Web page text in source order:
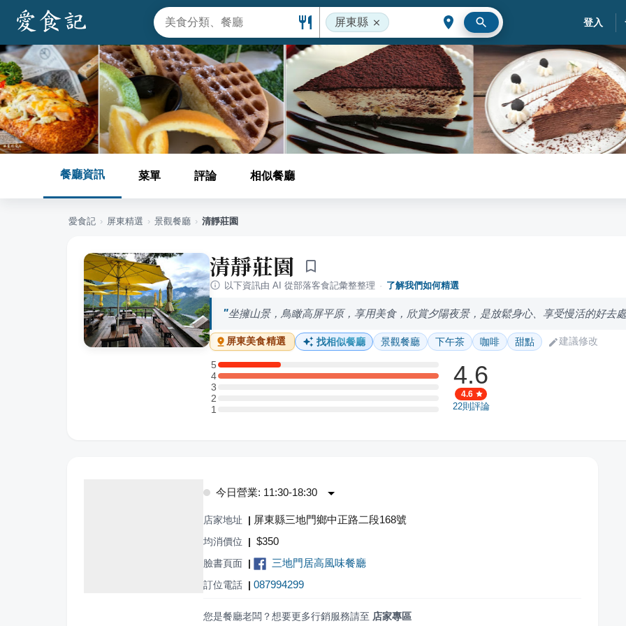
屏東縣 登入
餐廳資訊 菜單 評論 相似餐廳
愛食記 › 屏東精選 › 景觀餐廳 › 清靜莊園
清靜莊園
以下資訊由 AI 從部落客食記彙整整理 · 了解我們如何精選
坐擁山景，鳥瞰高屏平原，享用美食，欣賞夕陽夜景，是放鬆身心、享受慢活的好去
屏東美食精選 找相似餐廳 景觀餐廳 下午茶 咖啡 甜點 建議修改
5
5 星：2 則評論
4
4 星：7 則評論
3
3 星：0 則評論
2
2 星：0 則評論
11 星：0 則評論
4.6
4.6
22則評論
今日營業: 11:30-18:30
店家地址 | 屏東縣三地門鄉中正路二段168號
均消價位 | $350
臉書頁面 | 三地門居高風味餐廳
訂位電話 | 087994299
您是餐廳老闆？想要更多行銷服務請至 店家專區